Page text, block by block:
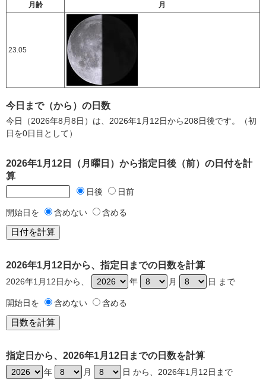
月齢 月
23.05
今日まで（から）の日数
今日（2026年8月8日）は、2026年1月12日から208日後です。（初
日を0日目として）
2026年1月12日（月曜日）から指定日後（前）の日付を計
算
日後 日前
開始日を 含めない 含める
2026年1月12日から、指定日までの日数を計算
2026年1月12日から、 年 月 日 まで
開始日を 含めない 含める
指定日から、2026年1月12日までの日数を計算
年 月 日 から、2026年1月12日まで